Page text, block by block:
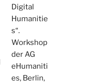
Digital
Humanitie
s“.
Workshop
der AG
eHumaniti
es, Berlin,